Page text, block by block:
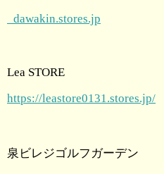
dawakin.stores.jp
Lea STORE
https://leastore0131.stores.jp/
泉ビレジゴルフガーデン